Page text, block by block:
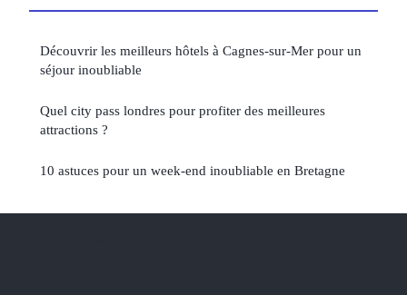
Découvrir les meilleurs hôtels à Cagnes-sur-Mer pour un
séjour inoubliable
Quel city pass londres pour profiter des meilleures
attractions ?
10 astuces pour un week-end inoubliable en Bretagne